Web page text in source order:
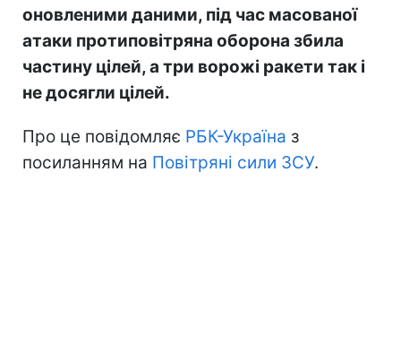
оновленими даними, під час масованої
атаки протиповітряна оборона збила
частину цілей, а три ворожі ракети так і
не досягли цілей.
Про це повідомляє РБК-Україна з
посиланням на Повітряні сили ЗСУ.